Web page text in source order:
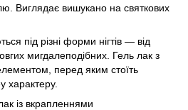
Виглядає вишукано на святкових
під різні форми нігтів — від
мигдалеподібних. Гель лак з
перед яким стоїть
характеру.